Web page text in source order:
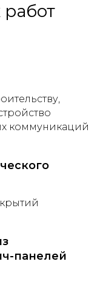
коммуникаций
панелей